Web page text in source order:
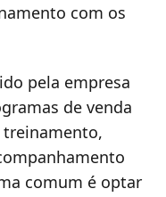
com os
pela empresa
de venda
treinamento,
comum é optar